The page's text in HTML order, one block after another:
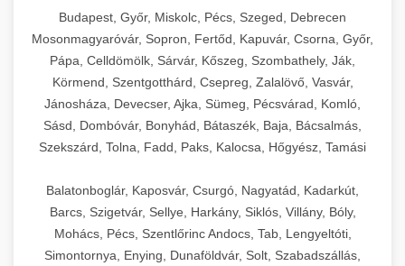
Budapest, Győr, Miskolc, Pécs, Szeged, Debrecen
Mosonmagyaróvár, Sopron, Fertőd, Kapuvár, Csorna, Győr,
Pápa, Celldömölk, Sárvár, Kőszeg, Szombathely, Ják,
Körmend, Szentgotthárd, Csepreg, Zalalövő, Vasvár,
Jánosháza, Devecser, Ajka, Sümeg, Pécsvárad, Komló,
Sásd, Dombóvár, Bonyhád, Bátaszék, Baja, Bácsalmás,
Szekszárd, Tolna, Fadd, Paks, Kalocsa, Hőgyész, Tamási
Balatonboglár, Kaposvár, Csurgó, Nagyatád, Kadarkút,
Barcs, Szigetvár, Sellye, Harkány, Siklós, Villány, Bóly,
Mohács, Pécs, Szentlőrinc Andocs, Tab, Lengyeltóti,
Simontornya, Enying, Dunaföldvár, Solt, Szabadszállás,